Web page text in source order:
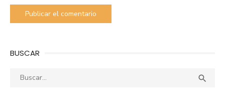
BUSCAR
Buscar: 